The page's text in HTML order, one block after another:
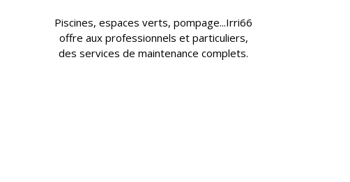
Piscines, espaces verts, pompage...Irri66
offre aux professionnels et particuliers,
des services de maintenance complets.